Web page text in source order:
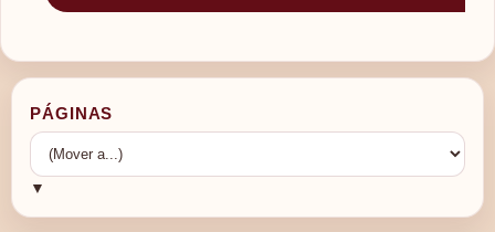
PÁGINAS
▼